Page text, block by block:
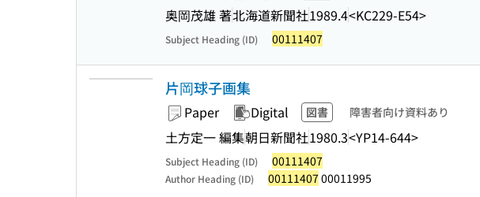
奥岡茂雄 著北海道新聞社1989.4<KC229-E54>
Subject Heading (ID) 00111407
片岡球子画集
Paper Digital 図書 障害者向け資料あり
土方定一 編集朝日新聞社1980.3<YP14-644>
Subject Heading (ID) 00111407
Author Heading (ID) 00111407 00011995